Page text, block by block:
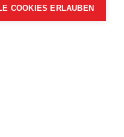
COOKIES ERLAUBEN